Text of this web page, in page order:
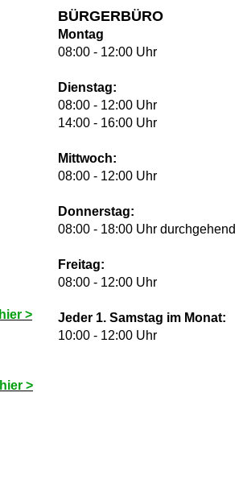
hier >
hier >
BÜRGERBÜRO
Montag
08:00 - 12:00 Uhr
Dienstag:
08:00 - 12:00 Uhr
14:00 - 16:00 Uhr
Mittwoch:
08:00 - 12:00 Uhr
Donnerstag:
08:00 - 18:00 Uhr durchgehend
Freitag:
08:00 - 12:00 Uhr
Jeder 1. Samstag im Monat:
10:00 - 12:00 Uhr